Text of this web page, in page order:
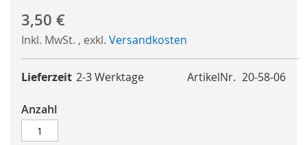
3,50 €
Inkl. MwSt. , exkl. Versandkosten
ArtikelNr. 20-58-06
Lieferzeit 2-3 Werktage
Anzahl